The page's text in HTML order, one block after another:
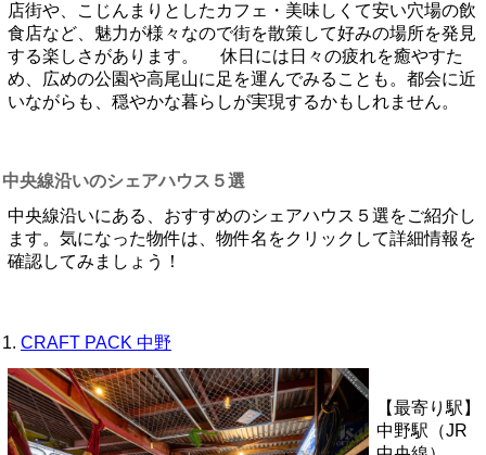
店街や、こじんまりとしたカフェ・美味しくて安い穴場の飲
食店など、魅力が様々なので街を散策して好みの場所を発見
する楽しさがあります。 休日には日々の疲れを癒やすた
め、広めの公園や高尾山に足を運んでみることも。都会に近
いながらも、穏やかな暮らしが実現するかもしれません。
中央線沿いのシェアハウス５選
中央線沿いにある、おすすめのシェアハウス５選をご紹介し
ます。気になった物件は、物件名をクリックして詳細情報を
確認してみましょう！
1. CRAFT PACK 中野
【最寄り駅】
中野駅（JR